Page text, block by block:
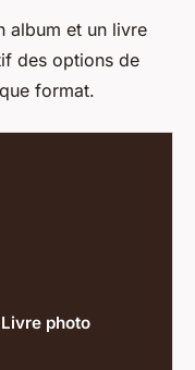
album et un livre
des options de
format.
Livre photo